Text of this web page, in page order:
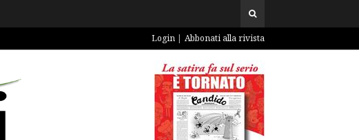
Login Abbonati alla rivista